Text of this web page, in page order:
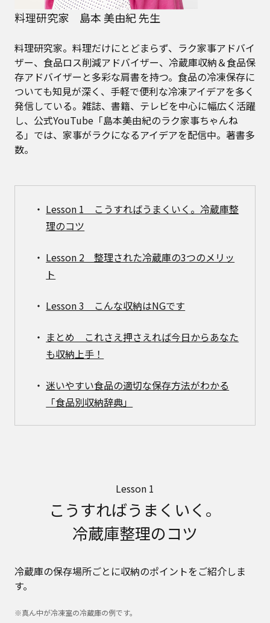
料理研究家 島本 美由紀 先生
料理研究家。料理だけにとどまらず、ラク家事アドバイ
ザー、食品ロス削減アドバイザー、冷蔵庫収納＆食品保
存アドバイザーと多彩な肩書を持つ。食品の冷凍保存に
ついても知見が深く、手軽で便利な冷凍アイデアを多く
発信している。雑誌、書籍、テレビを中心に幅広く活躍
し、公式YouTube「島本美由紀のラク家事ちゃんね
る」では、家事がラクになるアイデアを配信中。著書多
数。
Lesson 1 こうすればうまくいく。冷蔵庫整
理のコツ
Lesson 2 整理された冷蔵庫の3つのメリッ
ト
Lesson 3 こんな収納はNGです
まとめ これさえ押さえれば今日からあなた
も収納上手！
迷いやすい食品の適切な保存方法がわかる
「食品別収納辞典」
Lesson 1
こうすればうまくいく。
冷蔵庫整理のコツ
冷蔵庫の保存場所ごとに収納のポイントをご紹介しま
す。
※真ん中が冷凍室の冷蔵庫の例です。